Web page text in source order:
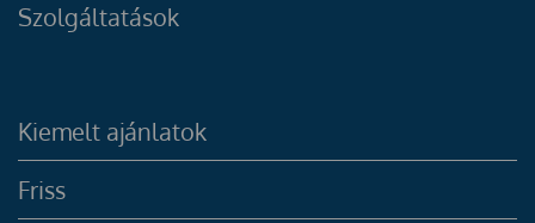
Szolgáltatások
Kiemelt ajánlatok
Friss